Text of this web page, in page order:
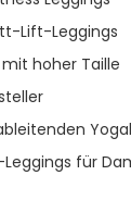
Lift-Leggings
hoher Taille
für